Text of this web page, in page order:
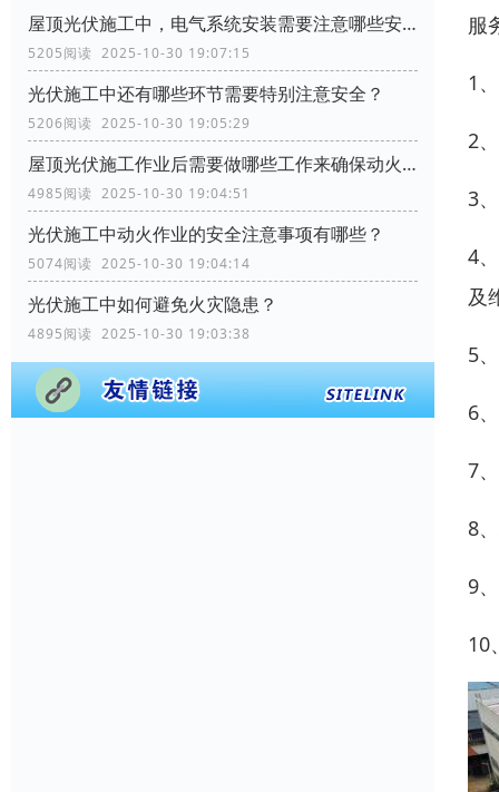
屋顶光伏施工中，电气系统安装需要注意哪些安全问题？
5205阅读 2025-10-30 19:07:15
光伏施工中还有哪些环节需要特别注意安全？
5206阅读 2025-10-30 19:05:29
屋顶光伏施工作业后需要做哪些工作来确保动火作业的安全？
4985阅读 2025-10-30 19:04:51
光伏施工中动火作业的安全注意事项有哪些？
5074阅读 2025-10-30 19:04:14
光伏施工中如何避免火灾隐患？
4895阅读 2025-10-30 19:03:38
服
1
2
3
4
及
5
6
7
8
9
10